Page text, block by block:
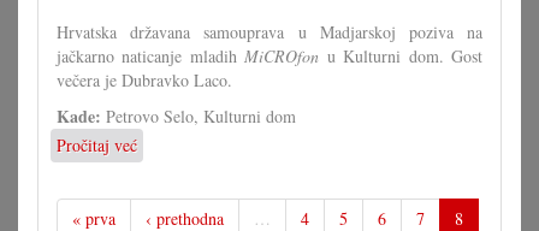
Hrvatska državana samouprava u Madjarskoj poziva na
jačkarno naticanje mladih MiCROfon u Kulturni dom. Gost
večera je Dubravko Laco.
Kade: Petrovo Selo, Kulturni dom
Pročitaj već
MiCROfon
« prva ‹ prethodna … 4 5 6 7
8